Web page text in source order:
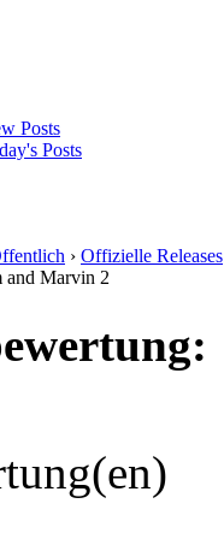
Posts
Posts
› Offizielle Releases
and Marvin 2